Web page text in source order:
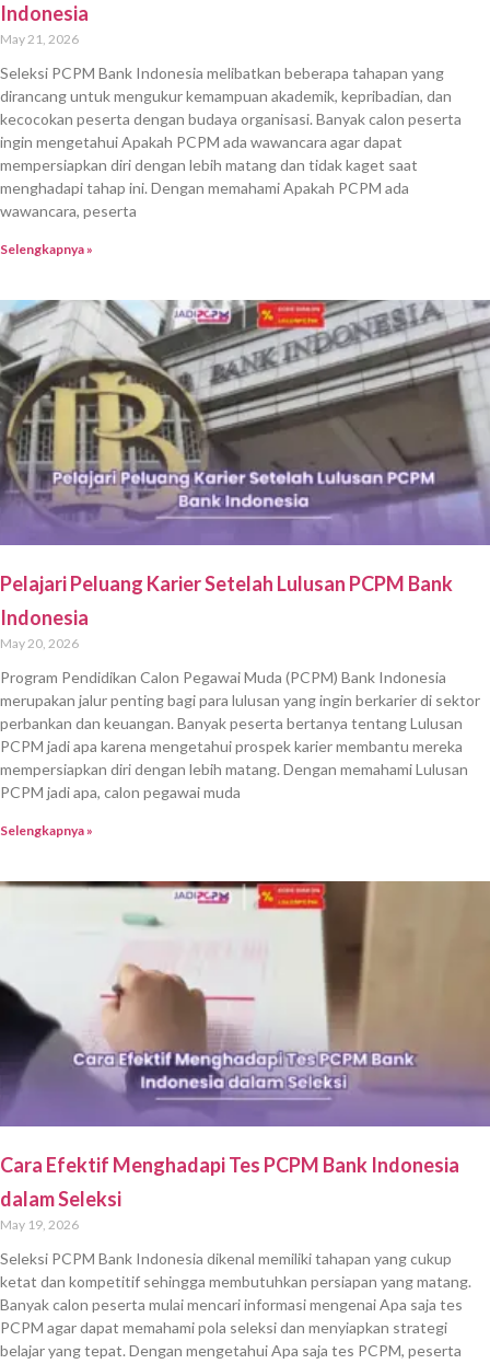
Indonesia
May 21, 2026
Seleksi PCPM Bank Indonesia melibatkan beberapa tahapan yang
dirancang untuk mengukur kemampuan akademik, kepribadian, dan
kecocokan peserta dengan budaya organisasi. Banyak calon peserta
ingin mengetahui Apakah PCPM ada wawancara agar dapat
mempersiapkan diri dengan lebih matang dan tidak kaget saat
menghadapi tahap ini. Dengan memahami Apakah PCPM ada
wawancara, peserta
Selengkapnya »
Pelajari Peluang Karier Setelah Lulusan PCPM Bank
Indonesia
May 20, 2026
Program Pendidikan Calon Pegawai Muda (PCPM) Bank Indonesia
merupakan jalur penting bagi para lulusan yang ingin berkarier di sektor
perbankan dan keuangan. Banyak peserta bertanya tentang Lulusan
PCPM jadi apa karena mengetahui prospek karier membantu mereka
mempersiapkan diri dengan lebih matang. Dengan memahami Lulusan
PCPM jadi apa, calon pegawai muda
Selengkapnya »
Cara Efektif Menghadapi Tes PCPM Bank Indonesia
dalam Seleksi
May 19, 2026
Seleksi PCPM Bank Indonesia dikenal memiliki tahapan yang cukup
ketat dan kompetitif sehingga membutuhkan persiapan yang matang.
Banyak calon peserta mulai mencari informasi mengenai Apa saja tes
PCPM agar dapat memahami pola seleksi dan menyiapkan strategi
belajar yang tepat. Dengan mengetahui Apa saja tes PCPM, peserta